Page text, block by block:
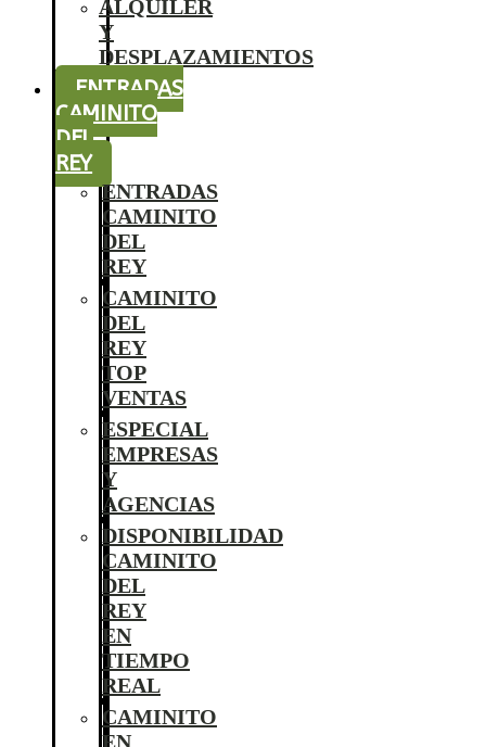
ALQUILER
Y
DESPLAZAMIENTOS
ENTRADAS
CAMINITO
DEL
REY
ENTRADAS
CAMINITO
DEL
REY
CAMINITO
DEL
REY
TOP
VENTAS
ESPECIAL
EMPRESAS
Y
AGENCIAS
DISPONIBILIDAD
CAMINITO
DEL
REY
EN
TIEMPO
REAL
CAMINITO
EN